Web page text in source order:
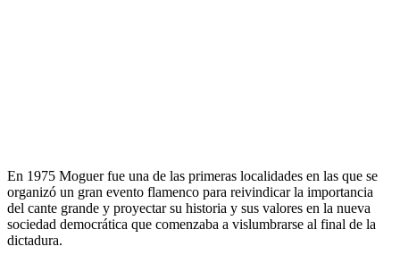
En 1975 Moguer fue una de las primeras localidades en las que se
organizó un gran evento flamenco para reivindicar la importancia
del cante grande y proyectar su historia y sus valores en la nueva
sociedad democrática que comenzaba a vislumbrarse al final de la
dictadura.